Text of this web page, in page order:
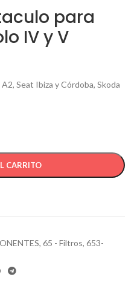
para
IV y V
Seat Ibiza y Córdoba, Skoda
CARRITO
, 65 - Filtros, 653-